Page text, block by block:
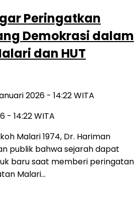
Peringatkan
Demokrasi dalam
dan HUT
2026 - 14:22 WITA
- 14:22 WITA
Malari 1974, Dr. Hariman
publik bahwa sejarah dapat
baru saat memberi peringatan
Malari…